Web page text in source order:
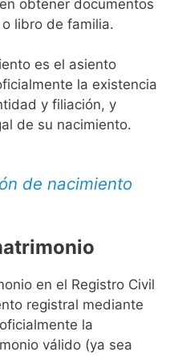
obtener documentos
libro de familia.
es el asiento
la existencia
y filiación, y
de su nacimiento.
de nacimiento
en el Registro Civil
registral mediante
la
válido (ya sea